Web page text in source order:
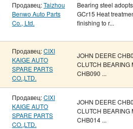
Продавец:Taizhou
Benwo Auto Parts
Co., Ltd.
Bearing steel
GCr15 Heat
finishing to r...
Продавец:CIXI
KAIGE AUTO
SPARE PARTS
CO.,LTD.
JOHN DEERE
CLUTCH BEARING
CHB090 ...
Продавец:CIXI
KAIGE AUTO
SPARE PARTS
CO.,LTD.
JOHN DEERE
CLUTCH BEARING
CHB014 ...